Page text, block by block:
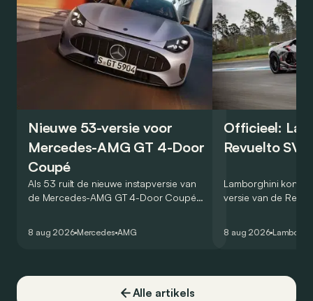
Nieuwe 53-versie voor
Mercedes-AMG GT 4-Door
Coupé
Als 53 ruilt de nieuwe instapversie van
de Mercedes-AMG GT 4-Door Coupé
8 aug 2026 Mercedes AMG
Officieel:
Revuelto SV
Lamborghini
versie van de
een record voor
8 aug 2026
Alle artikels